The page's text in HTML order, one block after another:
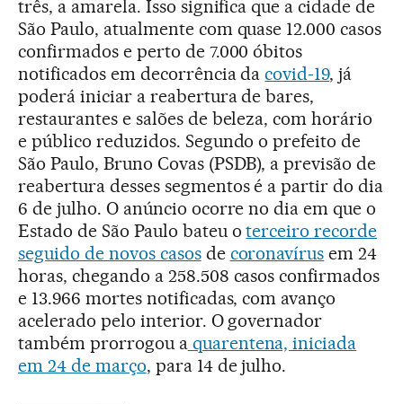
três, a amarela. Isso significa que a cidade de
São Paulo, atualmente com quase 12.000 casos
confirmados e perto de 7.000 óbitos
notificados em decorrência dacovid-19, já
poderá iniciar a reabertura de bares,
restaurantes e salões de beleza, com horário
e público reduzidos. Segundo o prefeito de
São Paulo, Bruno Covas (PSDB), a previsão de
reabertura desses segmentos é a partir do dia
6 de julho. O anúncio ocorre no dia em que o
Estado de São Paulo bateu oterceiro recorde
seguido de novos casosde coronavírus em 24
horas, chegando a 258.508 casos confirmados
e 13.966 mortes notificadas, com avanço
acelerado pelo interior. O governador
também prorrogou aquarentena, iniciada
em 24 de março, para 14 de julho.